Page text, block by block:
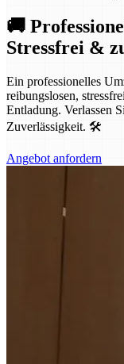
🚚
Stressfrei &
Ein professionelles
reibungslosen,
Entladung. Verlassen
Zuverlässigkeit. 🛠️
Angebot anfordern